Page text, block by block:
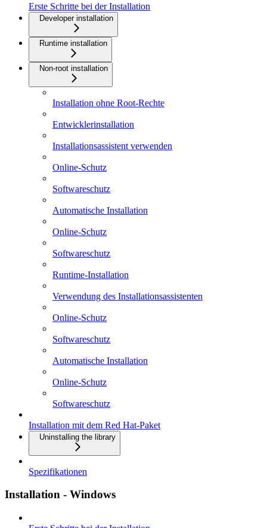
Erste Schritte bei der Installation
Developer installation
Runtime installation
Non-root installation
Installation ohne Root-Rechte
Entwicklerinstallation
Installationsassistent verwenden
Online-Schutz
Softwareschutz
Automatische Installation
Online-Schutz
Softwareschutz
Runtime-Installation
Verwendung des Installationsassistenten
Online-Schutz
Softwareschutz
Automatische Installation
Online-Schutz
Softwareschutz
Installation mit dem Red Hat-Paket
Uninstalling the library
Spezifikationen
Installation - Windows